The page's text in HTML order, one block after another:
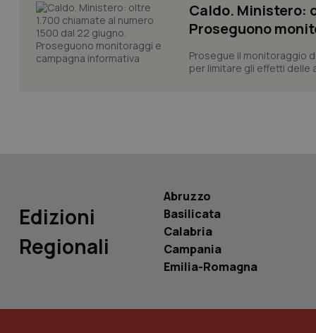
Caldo. Ministero:
Proseguono
Prosegue il monitoraggio
per limitare gli effetti delle
Edizioni
Regionali
Abruzzo
Basilicata
Calabria
Campania
Emilia-Romagna
PHPSESSID